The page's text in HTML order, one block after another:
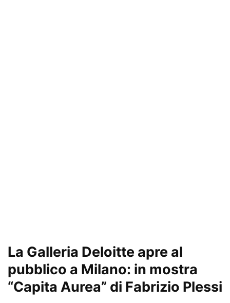
La Galleria Deloitte apre al
pubblico a Milano: in mostra
“Capita Aurea” di Fabrizio Plessi